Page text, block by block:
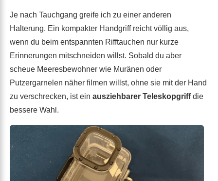
Je nach Tauchgang greife ich zu einer anderen
Halterung. Ein kompakter Handgriff reicht völlig aus,
wenn du beim entspannten Rifftauchen nur kurze
Erinnerungen mitschneiden willst. Sobald du aber
scheue Meeresbewohner wie Muränen oder
Putzergarnelen näher filmen willst, ohne sie mit der Hand
zu verschrecken, ist ein ausziehbarer Teleskopgriffdie
bessere Wahl.